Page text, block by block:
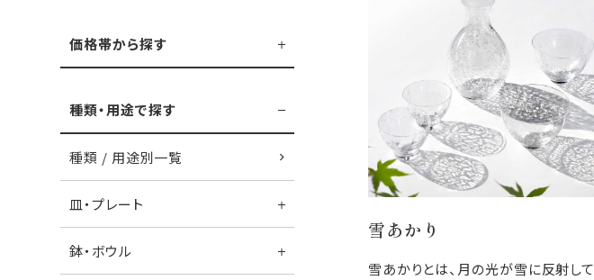
価格帯から探す
種類・用途で探す
種類 / 用途別一覧
皿・プレート
鉢・ボウル
雪あかり
雪あかりとは、月の光が雪に反射して